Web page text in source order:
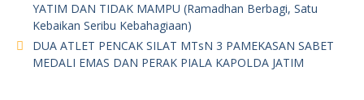
YATIM DAN TIDAK MAMPU (Ramadhan Berbagi, Satu
Kebaikan Seribu Kebahagiaan)
DUA ATLET PENCAK SILAT MTsN 3 PAMEKASAN SABET
MEDALI EMAS DAN PERAK PIALA KAPOLDA JATIM